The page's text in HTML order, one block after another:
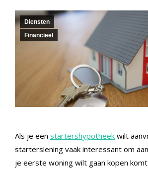
Diensten
Financieel
Als je een startershypotheek wilt
starterslening vaak interessant om
je eerste woning wilt gaan kopen